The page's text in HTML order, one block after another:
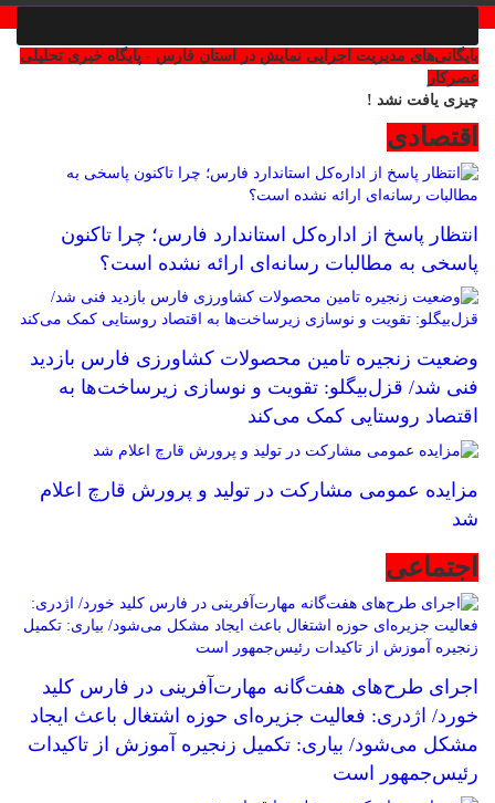
بایگانی‌های مدیریت اجرایی نمایش در استان فارس - پایگاه خبری تحلیلی
عصرکار
چیزی یافت نشد !
اقتصادی
انتظار پاسخ از اداره‌کل استاندارد فارس؛ چرا تاکنون
پاسخی به مطالبات رسانه‌ای ارائه نشده است؟
وضعیت زنجیره تامین محصولات کشاورزی فارس بازدید
فنی شد/ قزل‌بیگلو: تقویت و نوسازی زیرساخت‌ها به
اقتصاد روستایی کمک می‌کند
مزایده عمومی مشارکت در تولید و پرورش قارچ اعلام
شد
اجتماعی
اجرای طرح‌های هفت‌گانه مهارت‌آفرینی در فارس کلید
خورد/ اژدری: فعالیت جزیره‌‌ای حوزه اشتغال باعث ایجاد
مشکل می‌شود/ بیاری: تکمیل زنجیره آموزش از تاکیدات
رئیس‌جمهور است